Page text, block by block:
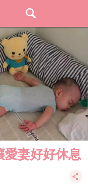
愛妻好好休息